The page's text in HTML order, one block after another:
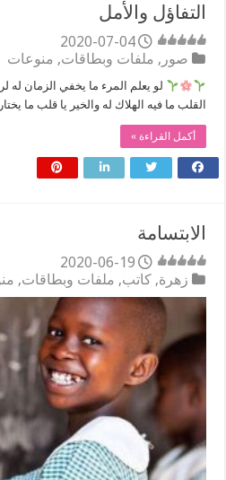
التفاؤل والأمل
2020-07-04
صور , ملفات وبطاقات, منوعات
لو يعلم المرء ما يخفي الزمان له
القلب ما فيه الهلاك له والخير يا قلب ما
أكمل القراءة »
الابتسامة
2020-06-19
زهرة, كاتب, ملفات وبطاقات,